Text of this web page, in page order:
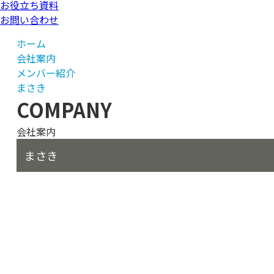
お役立ち資料
お問い合わせ
ホーム
会社案内
メンバー紹介
まさき
COMPANY
会社案内
まさき